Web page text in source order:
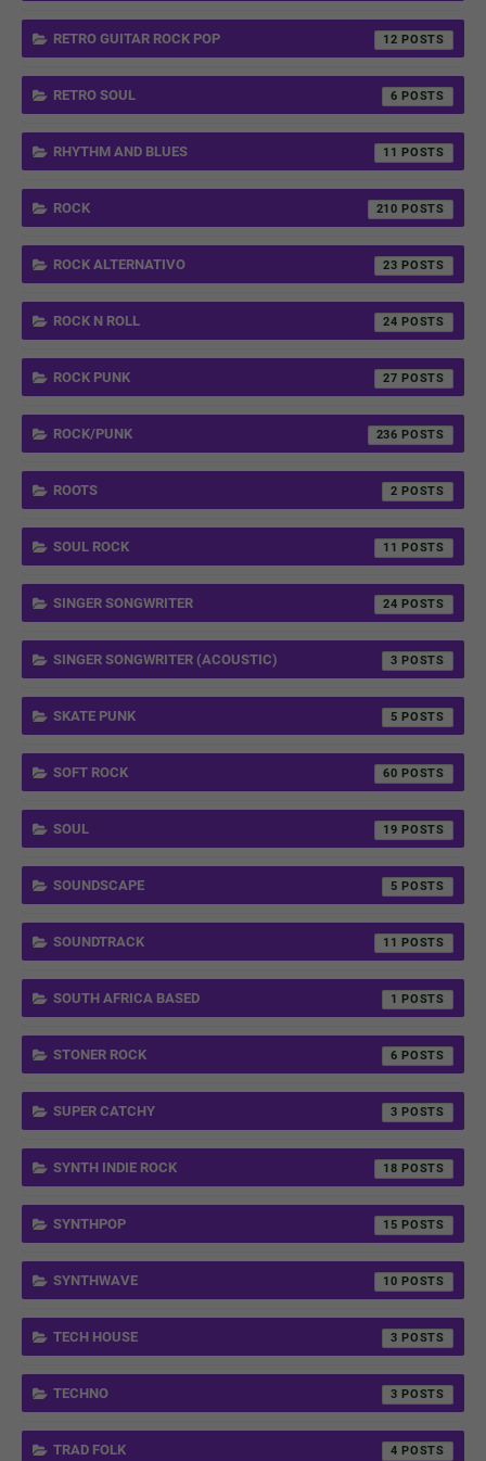
RETRO GUITAR ROCK POP 12
RETRO SOUL 6
RHYTHM AND BLUES 11
ROCK 210
ROCK ALTERNATIVO 23
ROCK N ROLL 24
ROCK PUNK 27
ROCK/PUNK 236
ROOTS 2
SOUL ROCK 11
SINGER SONGWRITER 24
SINGER SONGWRITER (ACOUSTIC) 3
SKATE PUNK 5
SOFT ROCK 60
SOUL 19
SOUNDSCAPE 5
SOUNDTRACK 11
SOUTH AFRICA BASED 1
STONER ROCK 6
SUPER CATCHY 3
SYNTH INDIE ROCK 18
SYNTHPOP 15
SYNTHWAVE 10
TECH HOUSE 3
TECHNO 3
TRAD FOLK 4